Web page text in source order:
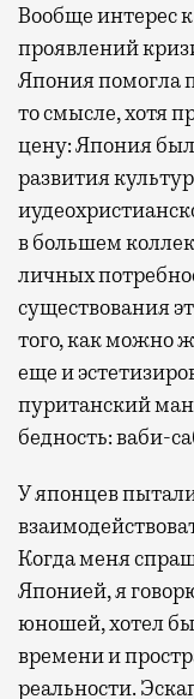
Вообще интерес
проявлений
Япония помогла
то смысле, хотя
цену: Япония
развития
в большем
личных
существования
того, как можно
еще и
пуританский
бедность: ваби-
У японцев
Когда меня
Японией, я
юношей, хотел
времени и
реальности.